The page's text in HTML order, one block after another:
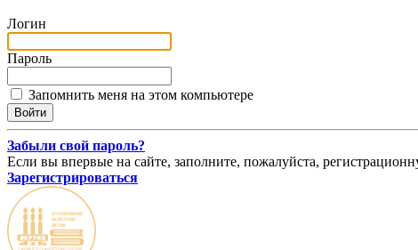
Логин
Пароль
Запомнить меня на этом компьютере
Забыли свой пароль?
Если вы впервые на сайте, заполните, пожалуйста,
Зарегистрироваться